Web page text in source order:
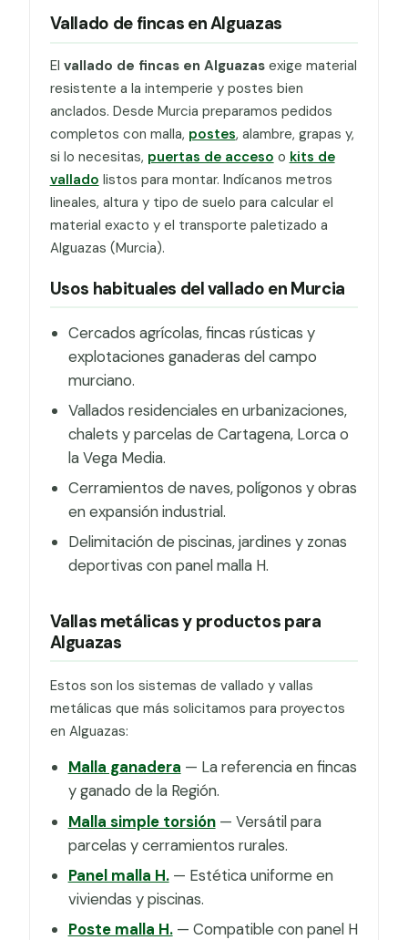
Vallado de fincas en Alguazas
El vallado de fincas en Alguazasexige material
resistente a la intemperie y postes bien
anclados. Desde Murcia preparamos pedidos
completos con malla, postes, alambre, grapas y,
si lo necesitas, puertas de acceso o kits de
vallado listos para montar. Indícanos metros
lineales, altura y tipo de suelo para calcular el
material exacto y el transporte paletizado a
Alguazas (Murcia).
Usos habituales del vallado en Murcia
Cercados agrícolas, fincas rústicas y
explotaciones ganaderas del campo
murciano.
Vallados residenciales en urbanizaciones,
chalets y parcelas de Cartagena, Lorca o
la Vega Media.
Cerramientos de naves, polígonos y obras
en expansión industrial.
Delimitación de piscinas, jardines y zonas
deportivas con panel malla H.
Vallas metálicas y productos para
Alguazas
Estos son los sistemas de vallado y vallas
metálicas que más solicitamos para proyectos
en Alguazas:
Malla ganadera — La referencia en fincas
y ganado de la Región.
Malla simple torsión— Versátil para
parcelas y cerramientos rurales.
Panel malla H.— Estética uniforme en
viviendas y piscinas.
Poste malla H.— Compatible con panel H